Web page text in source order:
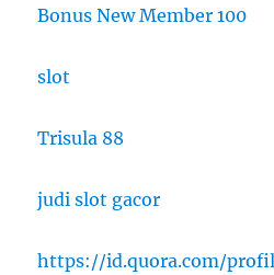
Bonus New Member 100
slot
Trisula 88
judi slot gacor
https://id.quora.com/